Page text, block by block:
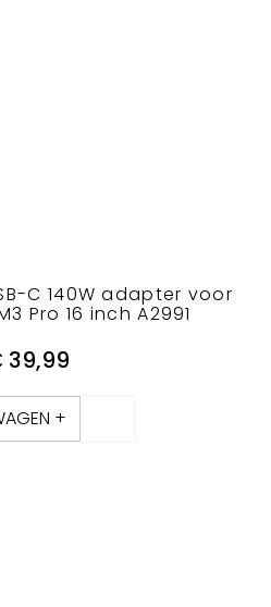
C 140W adapter voor
Pro 16 inch A2991
39,99
+